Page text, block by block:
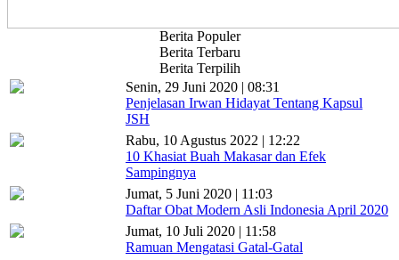
Berita Populer
Berita Terbaru
Berita Terpilih
Senin, 29 Juni 2020 | 08:31
Penjelasan Irwan Hidayat Tentang Kapsul
JSH
Rabu, 10 Agustus 2022 | 12:22
10 Khasiat Buah Makasar dan Efek
Sampingnya
Jumat, 5 Juni 2020 | 11:03
Daftar Obat Modern Asli Indonesia April 2020
Jumat, 10 Juli 2020 | 11:58
Ramuan Mengatasi Gatal-Gatal